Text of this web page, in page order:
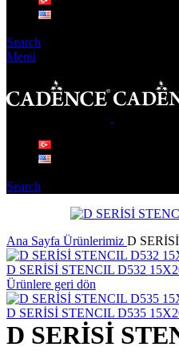
Search
Menü
Search
Ana Sayfa Ürünlerimiz D
D SERİSİ STENCIL D532
Ürünlere geri dön
D SERİSİ STENCIL D535
D SERİSİ